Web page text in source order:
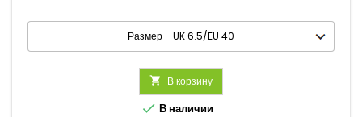
 В корзину
 В наличии